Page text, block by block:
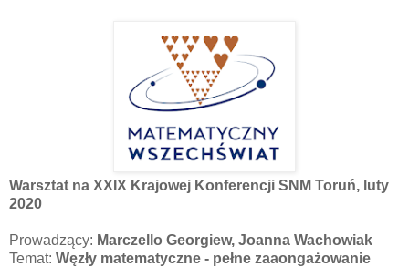
Warsztat na XXIX Krajowej Konferencji SNM Toruń, luty
2020
Prowadzący: Marczello Georgiew, Joanna Wachowiak
Temat: Węzły matematyczne - pełne zaaongażowanie